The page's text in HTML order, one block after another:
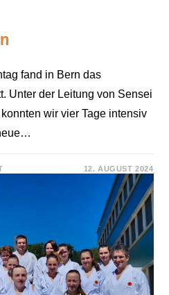
fand in Bern das
Unter der Leitung von Sensei
wir vier Tage intensiv
FÜR
GASSHUKU
12. AUGUST 2024